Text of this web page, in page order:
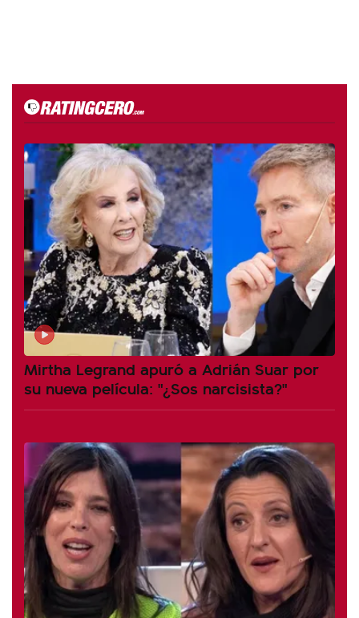
Mirtha Legrand apuró a Adrián Suar por
su nueva película: "¿Sos narcisista?"